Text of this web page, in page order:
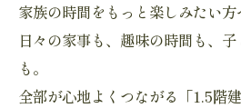
家族の時間をもっと楽しみたい方
日々の家事も、趣味の時間も、
も。
全部が心地よくつながる「1.5階